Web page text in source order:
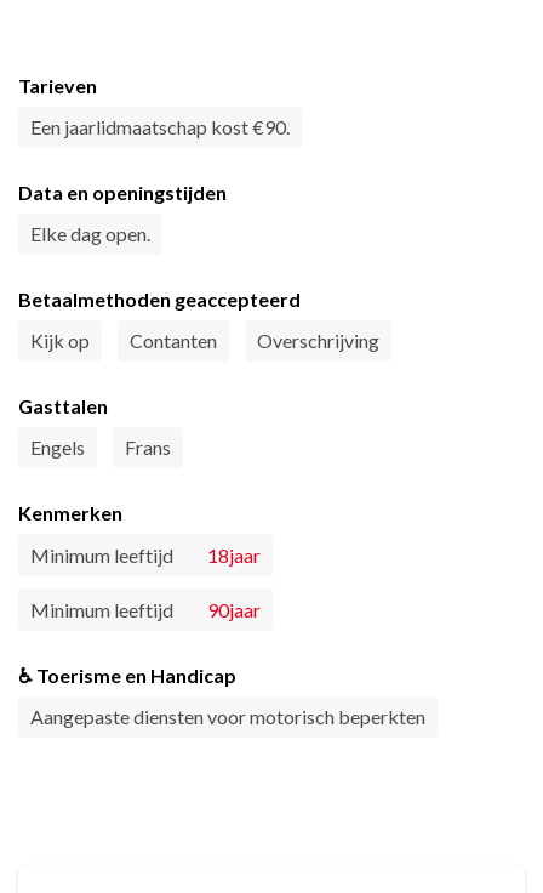
Tarieven
Een jaarlidmaatschap kost €90.
Data en openingstijden
Elke dag open.
Betaalmethoden geaccepteerd
Kijk op
Contanten Overschrijving
Gasttalen
Engels
Frans
Kenmerken
Minimum leeftijd
18jaar
Minimum leeftijd 90jaar
♿ Toerisme en Handicap
Aangepaste diensten voor motorisch beperkten